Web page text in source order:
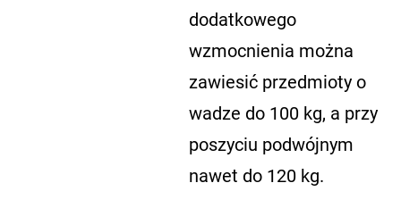
dodatkowego
wzmocnienia można
zawiesić przedmioty o
wadze do 100 kg, a przy
poszyciu podwójnym
nawet do 120 kg.